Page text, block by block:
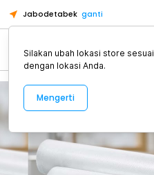
Jabodetabek ganti
Alat Kopi
Silakan ubah lokasi store sesuai
dengan lokasi Anda.
Mengerti